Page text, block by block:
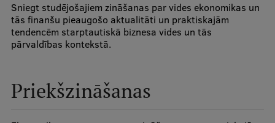
Vēsture un tradīcijas
Identitāte
Aula
Sniegt studējošajiem zināšanas par vides ekonomikas un
tās finanšu pieaugošo aktualitāti un praktiskajām
tendencēm starptautiskā biznesa vides un tās
pārvaldības kontekstā.
Priekšzināšanas